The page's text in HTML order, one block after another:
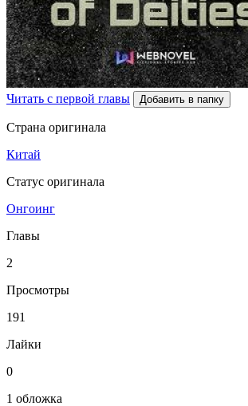
Читать с первой главы Добавить в папку
Страна оригинала
Китай
Статус оригинала
Онгоинг
Главы
2
Просмотры
191
Лайки
0
1 обложка